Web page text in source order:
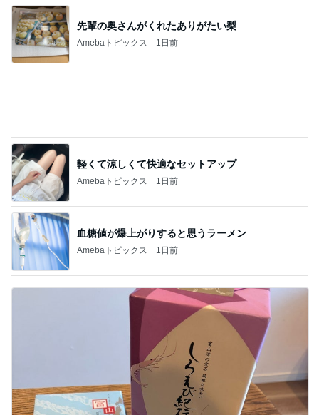
先輩の奥さんがくれたありがたい梨
Amebaトピックス 1日前
軽くて涼しくて快適なセットアップ
Amebaトピックス 1日前
血糖値が爆上がりすると思うラーメン
Amebaトピックス 1日前